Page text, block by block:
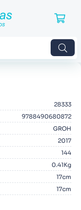
28333
9788490680872
GROH
2017
144
0.41Kg
17cm
17cm